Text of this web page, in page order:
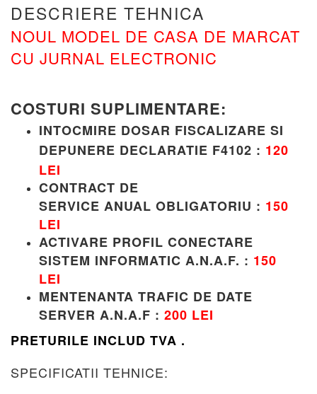
DESCRIERE TEHNICA
NOUL MODEL DE CASA DE MARCAT
CU JURNAL ELECTRONIC
COSTURI SUPLIMENTARE:
INTOCMIRE DOSAR FISCALIZARE SI
DEPUNERE DECLARATIE F4102 : 120
LEI
CONTRACT DE
SERVICE ANUAL OBLIGATORIU : 150
LEI
ACTIVARE PROFIL CONECTARE
SISTEM INFORMATIC A.N.A.F. : 150
LEI
MENTENANTA TRAFIC DE DATE
SERVER A.N.A.F : 200 LEI
PRETURILE INCLUD TVA .
SPECIFICATII TEHNICE: